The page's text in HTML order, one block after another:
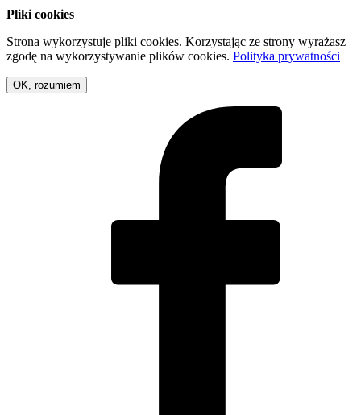
Pliki cookies
Strona wykorzystuje pliki cookies. Korzystając ze strony wyrażasz
zgodę na wykorzystywanie plików cookies. Polityka prywatności
OK, rozumiem